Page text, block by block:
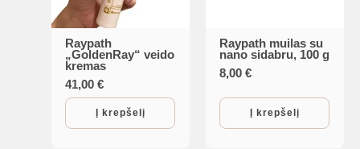
product
Raypath
„GoldenRay“ veido
kremas
41,00€
Į krepšelį
Raypath muilas su
nano sidabru, 100 g
8,00€
Į krepšelį